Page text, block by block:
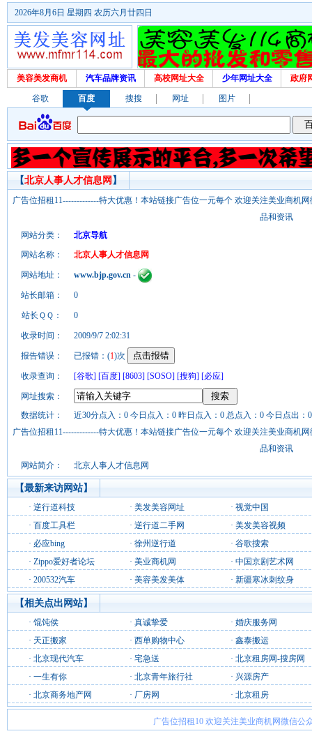
2026年8月6日 星期四 农历六月廿四日
美容美发商机 汽车品牌资讯 高校网址大全 少年网址大全 政府
谷歌 百度 搜搜 网址 图片
【北京人事人才信息网 】
广告位招租11-------------特大优惠！本站链接广告位一元每个 欢迎关注美业商机
品和资讯
网站分类：
北京导航
网站名称：
北京人事人才信息网
网站地址： www.bjp.gov.cn -
站长邮箱： 0
站长ＱＱ： 0
收录时间： 2009/9/7 2:02:31
报告错误： 已报错：(1)次
收录查询： [谷歌] [百度] [8603] [SOSO] [搜狗] [必应]
网址搜索：
数据统计：
近30分点入：0 今日点入：0 昨日点入：0 总点入：0 今日点出：
广告位招租11-------------特大优惠！本站链接广告位一元每个 欢迎关注美业商机
品和资讯
网站简介：
北京人事人才信息网
【最新来访网站】
· 逆行道科技 · 美发美容网址 · 视觉中国
· 百度工具栏 · 逆行道二手网 · 美发美容视频
· 必应bing · 徐州逆行道 · 谷歌搜索
· Zippo爱好者论坛 · 美业商机网 · 中国京剧艺术网
· 200532汽车 · 美容美发美体 · 新疆寒冰刺纹身
【相关点出网站】
· 馄饨侯 · 真诚挚爱 · 婚庆服务网
· 天正搬家 · 西单购物中心 · 鑫泰搬运
· 北京现代汽车 · 宅急送 · 北京租房网-搜房网
· 一生有你 · 北京青年旅行社 · 兴源房产
· 北京商务地产网 · 厂房网 · 北京租房
广告位招租10 欢迎关注美业商机网微信公